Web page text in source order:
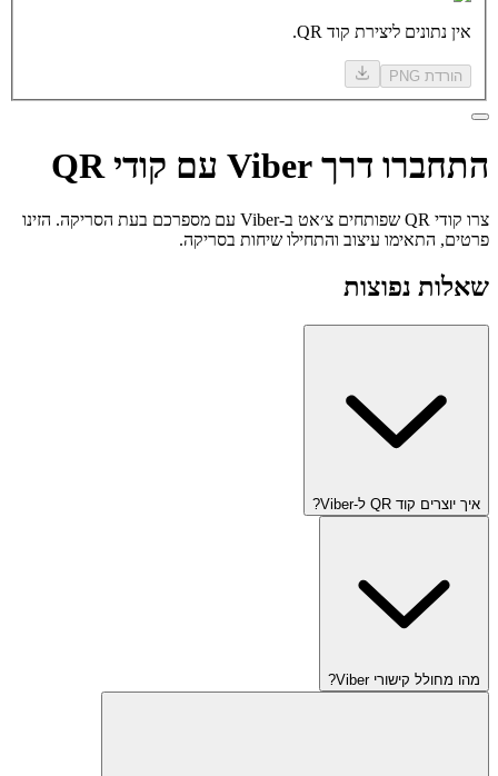
אין נתונים ליצירת קוד QR.
הורדת PNG
התחברו דרך Viber עם קודי QR
צרו קודי QR שפותחים צ׳אט ב-Viber עם מספרכם בעת הסריקה. הזינו
פרטים, התאימו עיצוב והתחילו שיחות בסריקה.
שאלות נפוצות
איך יוצרים קוד QR ל-Viber?
מהו מחולל קישורי Viber?